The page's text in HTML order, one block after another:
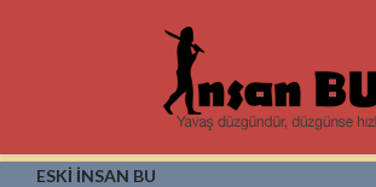
ESKİ İNSAN BU